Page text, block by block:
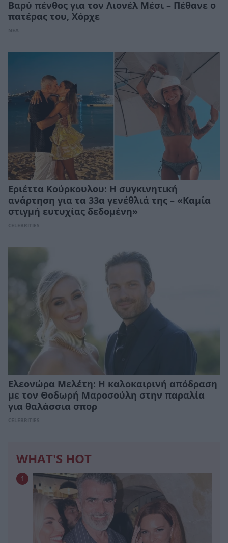
Βαρύ πένθος για τον Λιονέλ Μέσι – Πέθανε ο
πατέρας του, Χόρχε
ΝΕΑ
Εριέττα Κούρκουλου: Η συγκινητική
ανάρτηση για τα 33α γενέθλιά της – «Καμία
στιγμή ευτυχίας δεδομένη»
CELEBRITIES
Ελεονώρα Μελέτη: Η καλοκαιρινή απόδραση
με τον Θοδωρή Μαροσούλη στην παραλία
για θαλάσσια σπορ
CELEBRITIES
WHAT'S HOT
1